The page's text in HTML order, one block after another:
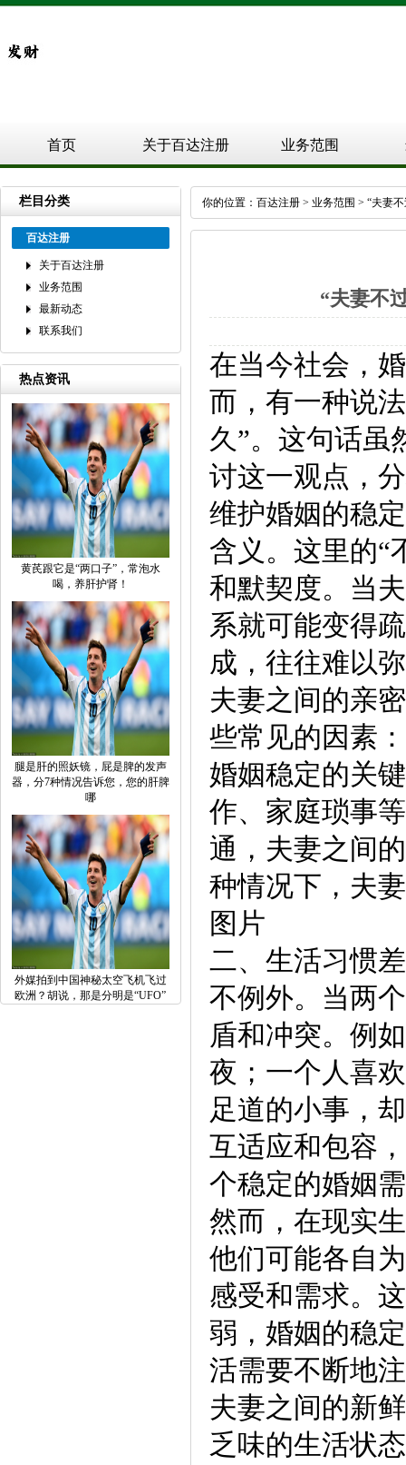
首页 关于百达注册 业务范围
栏目分类
百达注册
关于百达注册
业务范围
最新动态
联系我们
热点资讯
黄芪跟它是“两口子”，常泡水
喝，养肝护肾！
腿是肝的照妖镜，屁是脾的发声
器，分7种情况告诉您，您的肝脾
哪
外媒拍到中国神秘太空飞机飞过
欧洲？胡说，那是分明是“UFO”
你的位置： 百达注册 > 业务范围 > “夫妻
“夫妻不
在当今社会，
而，有一种说
久”。这句话虽
讨这一观点，
维护婚姻的稳
含义。这里的“
和默契度。当
系就可能变得
成，往往难以
夫妻之间的亲
些常见的因素
婚姻稳定的关
作、家庭琐事
通，夫妻之间
种情况下，夫
图片
二、生活习惯
不例外。当两
盾和冲突。例
夜；一个人喜
足道的小事，
互适应和包容
个稳定的婚姻
然而，在现实
他们可能各自
感受和需求。
弱，婚姻的稳
活需要不断地
夫妻之间的新
乏味的生活状